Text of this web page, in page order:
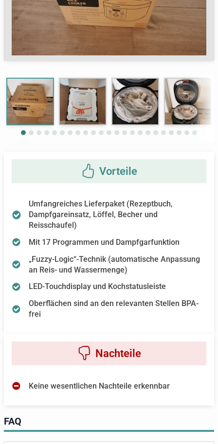
Next
Umfangreiches Lieferpaket (Rezeptbuch,
Dampfgareinsatz, Löffel, Becher und
Reisschaufel)
Mit 17 Programmen und Dampfgarfunktion
„Fuzzy-Logic“-Technik (automatische Anpassung
an Reis- und Wassermenge)
LED-Touchdisplay und Kochstatusleiste
Oberflächen sind an den relevanten Stellen BPA-
frei
Keine wesentlichen Nachteile erkennbar
FAQ